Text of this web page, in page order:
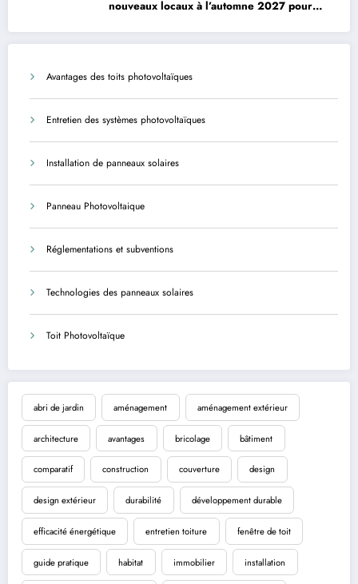
nouveaux locaux à l’automne 2027 pour
Avantages des toits photovoltaïques
Entretien des systèmes photovoltaïques
Installation de panneaux solaires
Panneau Photovoltaique
Réglementations et subventions
Technologies des panneaux solaires
Toit Photovoltaïque
abri de jardin aménagement aménagement extérieur
architecture avantages bricolage bâtiment
comparatif construction couverture design
design extérieur durabilité développement durable
efficacité énergétique entretien toiture fenêtre de toit
guide pratique habitat immobilier installation